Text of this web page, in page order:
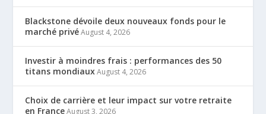
Blackstone dévoile deux nouveaux fonds pour le
marché privé August 4, 2026
Investir à moindres frais : performances des 50
titans mondiaux August 4, 2026
Choix de carrière et leur impact sur votre retraite
en France August 3, 2026